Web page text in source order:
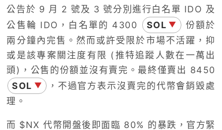
公告於 9 月 2 號及 3 號分別進行白名單 IDO 及
公售輪 IDO，白名單的 4300
SOL ▼
份額於
兩分鐘內完售。然而或許受限於市場不活躍，抑
或是該專案關注度有限 (推特追蹤人數在一萬出
頭)，公售的份額並沒有賣完。最終僅賣出 8450
SOL ▼
，不過官方表示沒賣完的代幣會銷毀處
理。
而 $NX 代幣開盤後即面臨 80% 的暴跌，官方緊